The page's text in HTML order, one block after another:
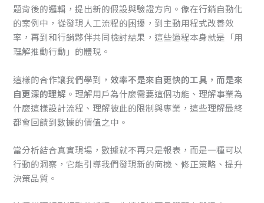
題背後的邏輯，提出新的假設與驗證方向。像在行銷自動化
的案例中，從發現人工流程的困擾，到主動用程式改善效
率，再到和行銷夥伴共同檢討結果，這些過程本身就是「用
理解推動行動」的體現。
這樣的合作讓我們學到， 效率不是來自更快的工具，而是來
自更深的理解 。理解用戶為什麼需要這個功能、理解事業為
什麼這樣設計流程、理解彼此的限制與專業，這些理解最終
都會回饋到數據的價值之中。
當分析結合真實現場，數據就不再只是報表，而是一種可以
行動的洞察，它能引導我們發現新的商機、修正策略、提升
決策品質。